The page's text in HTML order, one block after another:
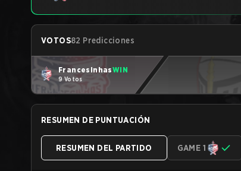
VOTOS82 Predicciones
FrancesinhasWIN
9 Votos
RESUMEN DE PUNTUACIÓN
RESUMEN DEL PARTIDO GAME 1